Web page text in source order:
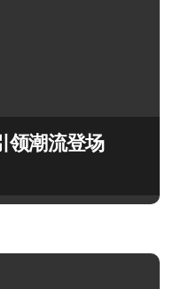
领潮流登场